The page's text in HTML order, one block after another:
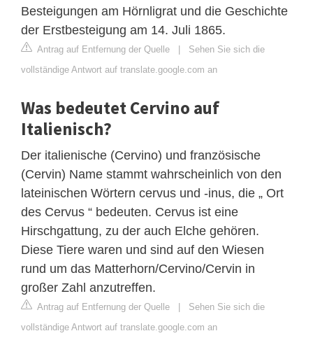
Besteigungen am Hörnligrat und die Geschichte
der Erstbesteigung am 14. Juli 1865.
Antrag auf Entfernung der Quelle | Sehen Sie sich die
vollständige Antwort auf translate.google.com an
Was bedeutet Cervino auf
Italienisch?
Der italienische (Cervino) und französische
(Cervin) Name stammt wahrscheinlich von den
lateinischen Wörtern cervus und -inus, die „ Ort
des Cervus “ bedeuten. Cervus ist eine
Hirschgattung, zu der auch Elche gehören.
Diese Tiere waren und sind auf den Wiesen
rund um das Matterhorn/Cervino/Cervin in
großer Zahl anzutreffen.
Antrag auf Entfernung der Quelle | Sehen Sie sich die
vollständige Antwort auf translate.google.com an